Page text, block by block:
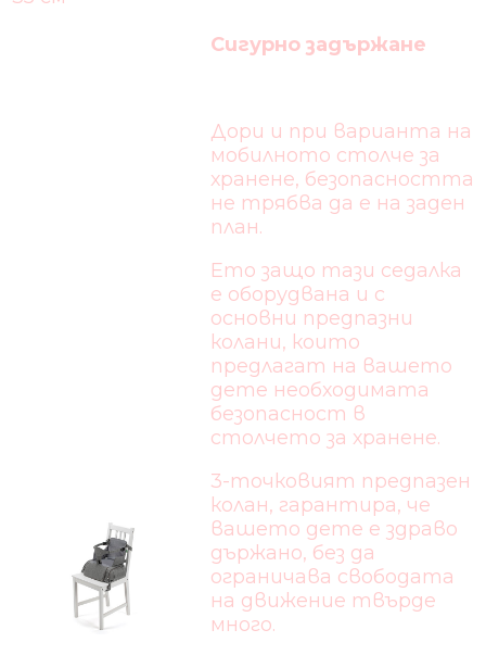
Сигурно задържане
Дори и при варианта на
мобилното столче за
хранене, безопасността
не трябва да е на заден
план.
Ето защо тази седалка
е оборудвана и с
основни предпазни
колани, които
предлагат на вашето
дете необходимата
безопасност в
столчето за хранене.
3-точковият предпазен
колан, гарантира, че
вашето дете е здраво
държано, без да
ограничава свободата
на движение твърде
много.